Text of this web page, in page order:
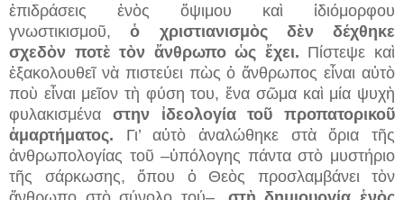
ἐπιδράσεις ἑνὸς ὄψιμου καὶ ἰδιόμορφου
γνωστικισμοῦ,ὁ χριστιανισμὸς δὲν δέχθηκε
σχεδὸν ποτὲ τὸν ἄνθρωπο ὡς ἔχει. Πίστεψε καὶ
ἐξακολουθεῖ νὰ πιστεύει πὼς ὁ ἄνθρωπος εἶναι αὐτὸ
ποὺ εἶναι μεῖον τὴ φύση του, ἕνα σῶμα καὶ μία ψυχὴ
φυλακισμένα στην ἰδεολογία τοῦ προπατορικοῦ
ἁμαρτήματος. Γι’ αὐτὸ ἀναλώθηκε στὰ ὅρια τῆς
ἀνθρωπολογίας τοῦ –ὑπόλογης πάντα στὸ μυστήριο
τῆς σάρκωσης, ὅπου ὁ Θεὸς προσλαμβάνει τὸν